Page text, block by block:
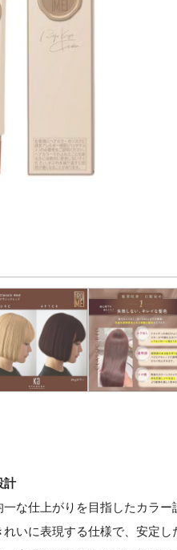
計
な仕上がりを目指したカラー
いに表現する仕様で、安定し